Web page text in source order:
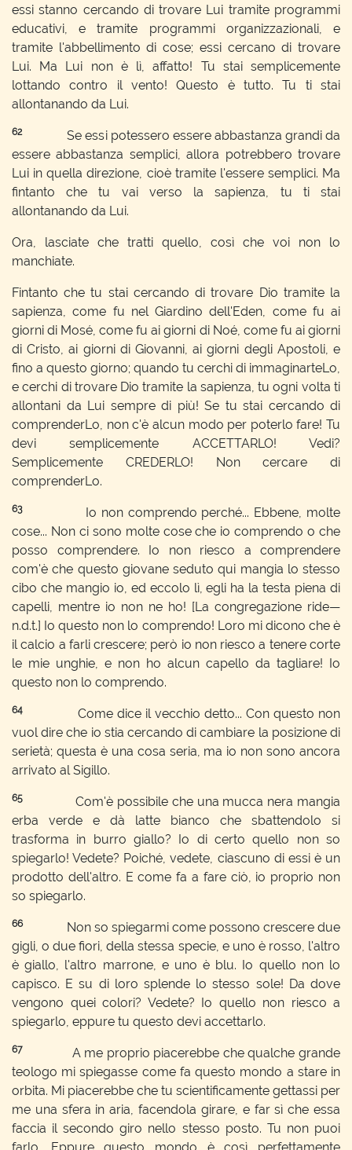
essi stanno cercando di trovare Lui tramite programmi
educativi, e tramite programmi organizzazionali, e
tramite l'abbellimento di cose; essi cercano di trovare
Lui. Ma Lui non è lì, affatto! Tu stai semplicemente
lottando contro il vento! Questo è tutto. Tu ti stai
allontanando da Lui.
62Se essi potessero essere abbastanza grandi da
essere abbastanza semplici, allora potrebbero trovare
Lui in quella direzione, cioè tramite l'essere semplici. Ma
fintanto che tu vai verso la sapienza, tu ti stai
allontanando da Lui.
Ora, lasciate che tratti quello, così che voi non lo
manchiate.
Fintanto che tu stai cercando di trovare Dio tramite la
sapienza, come fu nel Giardino dell'Eden, come fu ai
giorni di Mosé, come fu ai giorni di Noé, come fu ai giorni
di Cristo, ai giorni di Giovanni, ai giorni degli Apostoli, e
fino a questo giorno; quando tu cerchi di immaginarteLo,
e cerchi di trovare Dio tramite la sapienza, tu ogni volta ti
allontani da Lui sempre di più! Se tu stai cercando di
comprenderLo, non c'è alcun modo per poterlo fare! Tu
devi semplicemente ACCETTARLO! Vedi?
Semplicemente CREDERLO! Non cercare di
comprenderLo.
63Io non comprendo perché... Ebbene, molte
cose... Non ci sono molte cose che io comprendo o che
posso comprendere. Io non riesco a comprendere
com'è che questo giovane seduto qui mangia lo stesso
cibo che mangio io, ed eccolo lì, egli ha la testa piena di
capelli, mentre io non ne ho! [La congregazione ride—
n.d.t.] Io questo non lo comprendo! Loro mi dicono che è
il calcio a farli crescere; però io non riesco a tenere corte
le mie unghie, e non ho alcun capello da tagliare! Io
questo non lo comprendo.
64
Come dice il vecchio detto... Con questo non
vuol dire che io stia cercando di cambiare la posizione di
serietà; questa è una cosa seria, ma io non sono ancora
arrivato al Sigillo.
65
Com'è possibile che una mucca nera mangia
erba verde e dà latte bianco che sbattendolo si
trasforma in burro giallo? Io di certo quello non so
spiegarlo! Vedete? Poiché, vedete, ciascuno di essi è un
prodotto dell'altro. E come fa a fare ciò, io proprio non
so spiegarlo.
66Non so spiegarmi come possono crescere due
gigli, o due fiori, della stessa specie, e uno è rosso, l'altro
è giallo, l'altro marrone, e uno è blu. Io quello non lo
capisco. E su di loro splende lo stesso sole! Da dove
vengono quei colori? Vedete? Io quello non riesco a
spiegarlo, eppure tu questo devi accettarlo.
67
A me proprio piacerebbe che qualche grande
teologo mi spiegasse come fa questo mondo a stare in
orbita. Mi piacerebbe che tu scientificamente gettassi per
me una sfera in aria, facendola girare, e far sì che essa
faccia il secondo giro nello stesso posto. Tu non puoi